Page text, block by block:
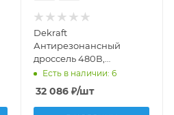
Dekraft
Антирезонансный
дроссель 480В,
расстройка 7%, 15 (1,05)
кВАр, алюминий ДР-102
50545DEK
Есть в наличии: 6
32 086₽/шт